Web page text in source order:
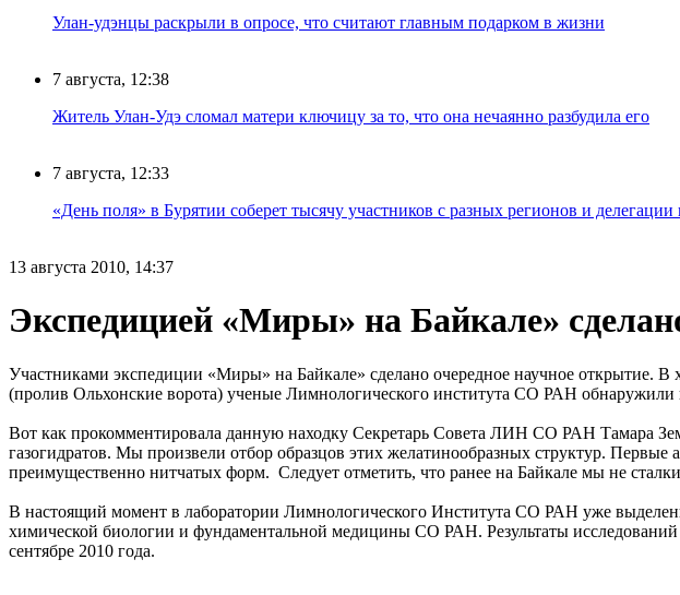
Улан-удэнцы раскрыли в опросе, что считают главным подарком в жизни
7 августа, 12:38
Житель Улан-Удэ сломал матери ключицу за то, что она нечаянно разбудила его
7 августа, 12:33
«День поля» в Бурятии соберет тысячу участников с разных регионов и
13 августа 2010, 14:37
Экспедицией «Миры» на Байкале»
Участниками экспедиции «Миры» на Байкале» сделано очередное научное открытие.
(пролив Ольхонские ворота) ученые Лимнологического института СО РАН обнаружили
Вот как прокомментировала данную находку Секретарь Совета ЛИН СО РАН Тамара
газогидратов. Мы произвели отбор образцов этих желатинообразных структур.
преимущественно нитчатых форм. Следует отметить, что ранее на Байкале мы не
В настоящий момент в лаборатории Лимнологического Института СО РАН уже
химической биологии и фундаментальной медицины СО РАН. Результаты
сентябре 2010 года.